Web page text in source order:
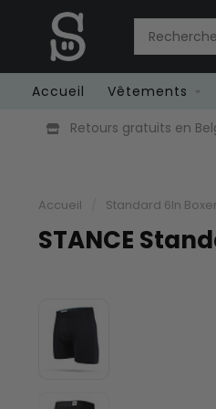
Accueil Vêtements
Retours gratuits en
Accueil Standard 6In
STANCE